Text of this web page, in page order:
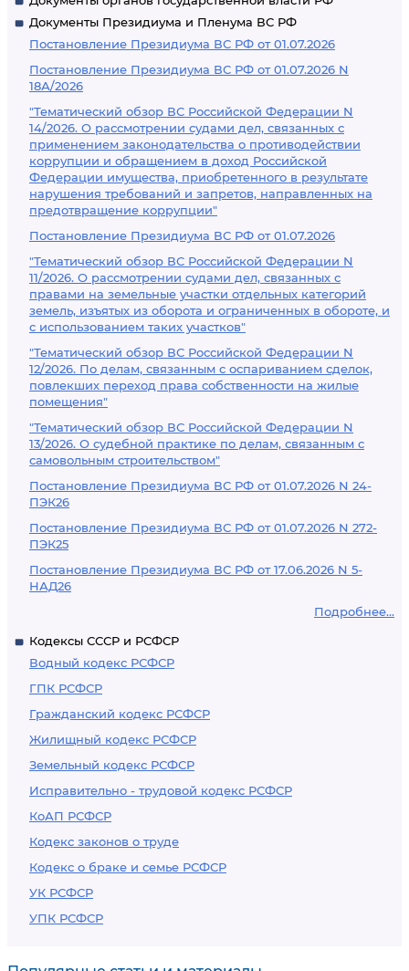
Документы Президиума и Пленума ВС РФ
Постановление Президиума ВС РФ от 01.07.2026
Постановление Президиума ВС РФ от 01.07.2026 N
18А/2026
"Тематический обзор ВС Российской Федерации N
14/2026. О рассмотрении судами дел, связанных с
применением законодательства о противодействии
коррупции и обращением в доход Российской
Федерации имущества, приобретенного в результате
нарушения требований и запретов, направленных на
предотвращение коррупции"
Постановление Президиума ВС РФ от 01.07.2026
"Тематический обзор ВС Российской Федерации N
11/2026. О рассмотрении судами дел, связанных с
правами на земельные участки отдельных категорий
земель, изъятых из оборота и ограниченных в обороте, и
с использованием таких участков"
"Тематический обзор ВС Российской Федерации N
12/2026. По делам, связанным с оспариванием сделок,
повлекших переход права собственности на жилые
помещения"
"Тематический обзор ВС Российской Федерации N
13/2026. О судебной практике по делам, связанным с
самовольным строительством"
Постановление Президиума ВС РФ от 01.07.2026 N 24-
ПЭК26
Постановление Президиума ВС РФ от 01.07.2026 N 272-
ПЭК25
Постановление Президиума ВС РФ от 17.06.2026 N 5-
НАД26
Подробнее...
Кодексы СССР и РСФСР
Водный кодекс РСФСР
ГПК РСФСР
Гражданский кодекс РСФСР
Жилищный кодекс РСФСР
Земельный кодекс РСФСР
Исправительно - трудовой кодекс РСФСР
КоАП РСФСР
Кодекс законов о труде
Кодекс о браке и семье РСФСР
УК РСФСР
УПК РСФСР